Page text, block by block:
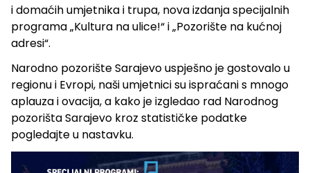
i domaćih umjetnika i trupa, nova izdanja specijalnih
programa „Kultura na ulice!“ i „Pozorište na kućnoj
adresi“.
Narodno pozorište Sarajevo uspješno je gostovalo u
regionu i Evropi, naši umjetnici su ispraćani s mnogo
aplauza i ovacija, a kako je izgledao rad Narodnog
pozorišta Sarajevo kroz statističke podatke
pogledajte u nastavku.